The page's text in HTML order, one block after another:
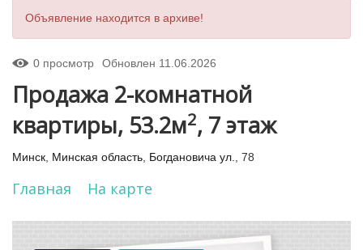
Объявление находится в архиве!
0 просмотр Обновлен 11.06.2026
Продажа 2-комнатной
квартиры, 53.2м2, 7 этаж
Минск Минская область Богдановича ул. , 78
Главная На карте